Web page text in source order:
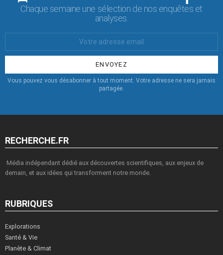
Chaque semaine une sélection de nos enquêtes et
analyses.
:
Vous pouvez vous désabonner à tout moment. Votre adresse ne sera jamais
partagée.
RECHERCHE.FR
Média indépendant dédié aux découvertes scientifiques, aux enjeux de
demain, et aux idées qui transforment notre monde.
RUBRIQUES
Explorations
Santé & Vie
Planète & Climat